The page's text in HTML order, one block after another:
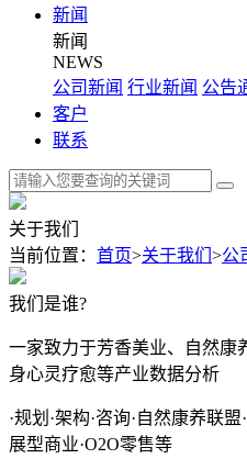
新闻
新闻
NEWS
公司新闻 行业新闻 公告
客户
联系
关于我们
当前位置： 首页>关于我们 >公
我们是谁?
一家致力于芳香美业、自然康
身心灵疗愈等产业数据分析
·规划·架构·咨询·自然康养联
展型商业·O2O零售等